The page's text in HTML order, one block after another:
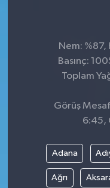
Nem: %87,
Basınç:
Toplam
Görüş
6:45,
Adana
Ağrı